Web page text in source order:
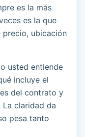
es la más
es la que
precio, ubicación
usted entiende
incluye el
del contrato y
La claridad da
pesa tanto